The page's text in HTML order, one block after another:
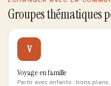
Groupes thématiques
V
Voyage en famille
Partir avec enfants : bons